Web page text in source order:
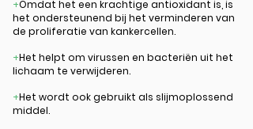
+Omdat het een krachtige antioxidant is, is
het ondersteunend bij het verminderen van
de proliferatie van kankercellen.
+Het helpt om virussen en bacteriën uit het
lichaam te verwijderen.
+Het wordt ook gebruikt als slijmoplossend
middel.